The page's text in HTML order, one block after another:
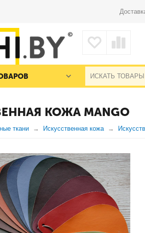
КОЖА MANGO
ткани Искусственная кожа